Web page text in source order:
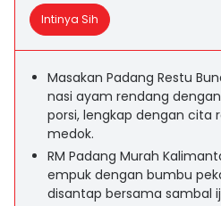
Intinya Sih
Masakan Padang Restu
nasi ayam rendang
porsi, lengkap dengan cita
medok.
RM Padang Murah
empuk dengan bumbu
disantap bersama sambal